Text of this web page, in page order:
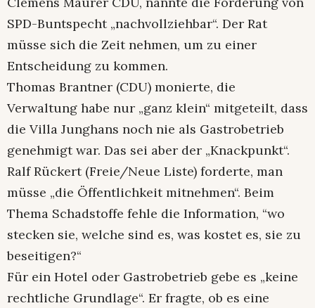
SPD-Buntspecht „nachvollziehbar“. Der Rat
müsse sich die Zeit nehmen, um zu einer
Entscheidung zu kommen.
Thomas Brantner (CDU) monierte, die
Verwaltung habe nur „ganz klein“ mitgeteilt, dass
die Villa Junghans noch nie als Gastrobetrieb
genehmigt war. Das sei aber der „Knackpunkt“.
Ralf Rückert (Freie/Neue Liste) forderte, man
müsse „die Öffentlichkeit mitnehmen“. Beim
Thema Schadstoffe fehle die Information, “wo
stecken sie, welche sind es, was kostet es, sie zu
beseitigen?“
Für ein Hotel oder Gastrobetrieb gebe es „keine
rechtliche Grundlage“. Er fragte, ob es eine